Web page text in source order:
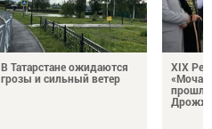
В Татарстане ожидаются
грозы и сильный ветер
XIX